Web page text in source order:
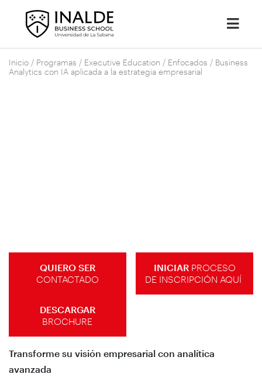
Inicio / Programas / Executive Education / Enfocados / Business
Analytics con IA aplicada a la estrategia empresarial
QUIERO SER
CONTACTADO
INICIARPROCESO
DE INSCRIPCIÓN AQUÍ
DESCARGAR
BROCHURE
Transforme su visión empresarial con analítica
avanzada